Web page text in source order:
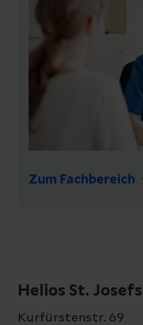
Zum Fachbereich
Helios St.
Kurfürstenstr. 69